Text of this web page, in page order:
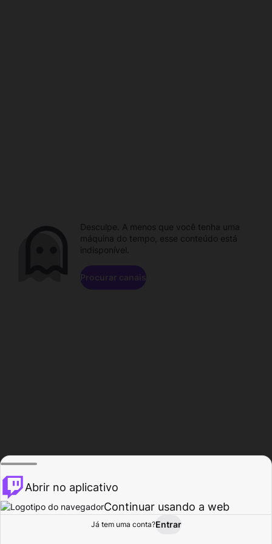
Procurar Atividade
Desculpe. A menos que você tenha uma
máquina do tempo, esse conteúdo está
indisponível.
Procurar canais
Abrir no aplicativo
Continuar usando a web
Já tem uma conta?Entrar